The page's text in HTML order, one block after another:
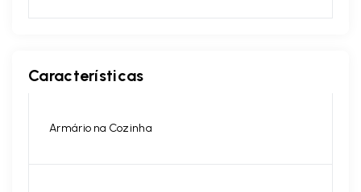
Características
Armário na Cozinha